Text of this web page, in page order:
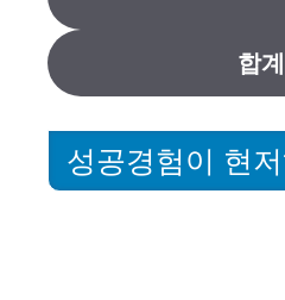
합
성공경험이 현